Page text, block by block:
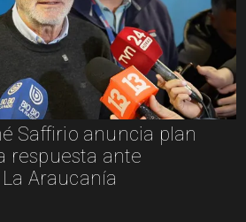
Saffirio anuncia plan
respuesta ante
Araucanía